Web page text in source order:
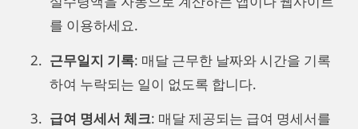
를 이용하세요.
근무일지 기록: 매달 근무한 날짜와 시간을 기록
하여 누락되는 일이 없도록 합니다.
급여 명세서 체크: 매달 제공되는 급여 명세서를